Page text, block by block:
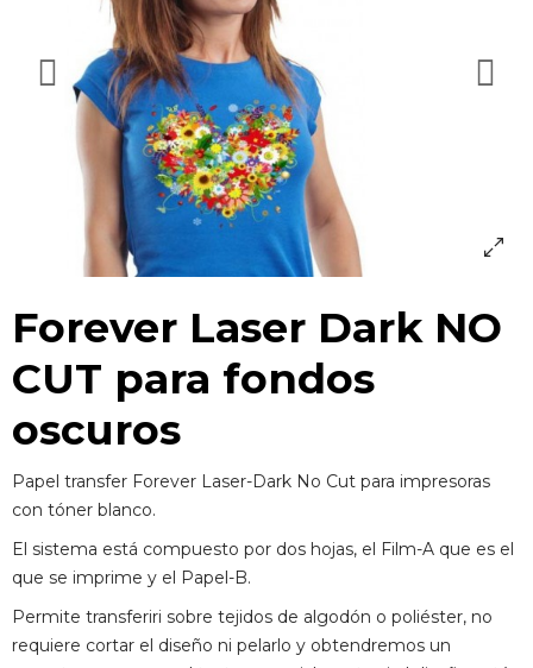
Forever Laser Dark NO
CUT para fondos
oscuros
Papel transfer Forever Laser-Dark No Cut para impresoras
con tóner blanco.
El sistema está compuesto por dos hojas, el Film-A que es el
que se imprime y el Papel-B.
Permite transferiri sobre tejidos de algodón o poliéster, no
requiere cortar el diseño ni pelarlo y obtendremos un